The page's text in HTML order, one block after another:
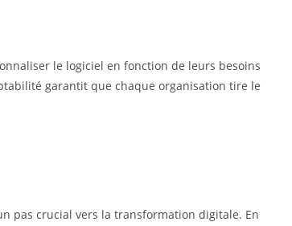
le logiciel en fonction de leurs besoins
garantit que chaque organisation tire le
pas crucial vers la transformation digitale. En